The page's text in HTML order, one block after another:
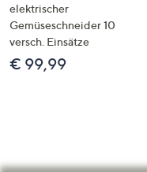
elektrischer
Gemüseschneider 10
versch. Einsätze
€ 99,99